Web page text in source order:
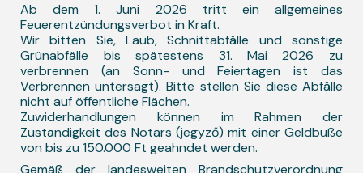
Ab dem 1. Juni 2026 tritt ein allgemeines
Feuerentzündungsverbot in Kraft.
Wir bitten Sie, Laub, Schnittabfälle und sonstige
Grünabfälle bis spätestens 31. Mai 2026 zu
verbrennen (an Sonn- und Feiertagen ist das
Verbrennen untersagt). Bitte stellen Sie diese Abfälle
nicht auf öffentliche Flächen.
Zuwiderhandlungen können im Rahmen der
Zuständigkeit des Notars (jegyző) mit einer Geldbuße
von bis zu 150.000 Ft geahndet werden.
Gemäß der landesweiten Brandschutzverordnung